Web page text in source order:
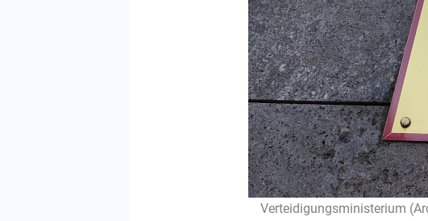
Verteidigungsministerium